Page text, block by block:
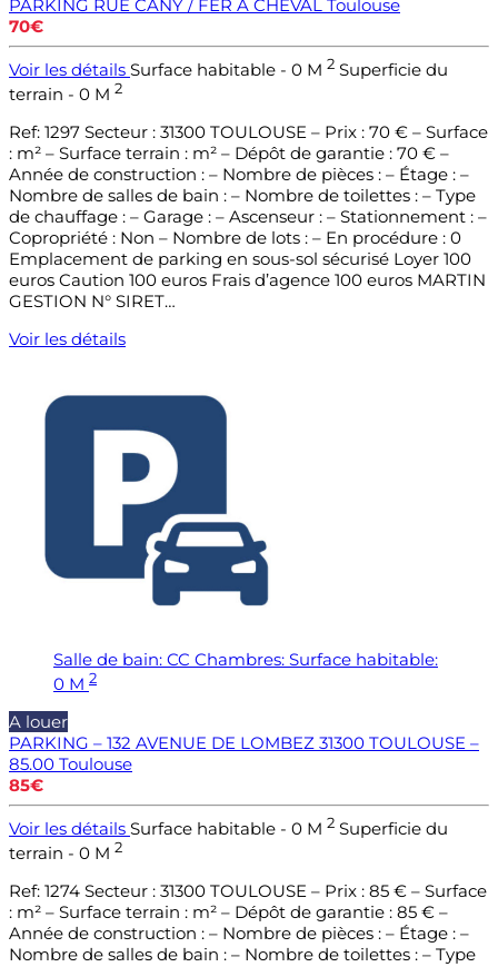
PARKING RUE CANY / FER A CHEVAL Toulouse
70€
Voir les détails Surface habitable - 0 M 2 Superficie du
terrain - 0 M 2
Ref: 1297 Secteur : 31300 TOULOUSE – Prix : 70 € – Surface
: m² – Surface terrain : m² – Dépôt de garantie : 70 € –
Année de construction : – Nombre de pièces : – Étage : –
Nombre de salles de bain : – Nombre de toilettes : – Type
de chauffage : – Garage : – Ascenseur : – Stationnement : –
Copropriété : Non – Nombre de lots : – En procédure : 0
Emplacement de parking en sous-sol sécurisé Loyer 100
euros Caution 100 euros Frais d’agence 100 euros MARTIN
GESTION N° SIRET…
Voir les détails
Salle de bain: CC Chambres: Surface habitable:
0 M 2
A louer
PARKING – 132 AVENUE DE LOMBEZ 31300 TOULOUSE –
85.00 Toulouse
85€
Voir les détails Surface habitable - 0 M 2 Superficie du
terrain - 0 M 2
Ref: 1274 Secteur : 31300 TOULOUSE – Prix : 85 € – Surface
: m² – Surface terrain : m² – Dépôt de garantie : 85 € –
Année de construction : – Nombre de pièces : – Étage : –
Nombre de salles de bain : – Nombre de toilettes : – Type